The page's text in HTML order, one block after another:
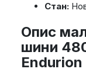
Стан:
Опис
шини